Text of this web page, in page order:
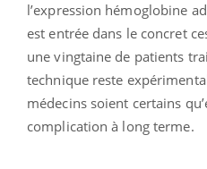
l’expression hémoglobine
est entrée dans le concret
une vingtaine de patients
technique reste
médecins soient certains
complication à long terme.